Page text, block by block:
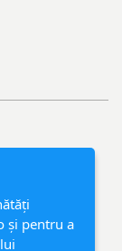
și pentru a